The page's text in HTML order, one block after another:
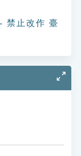
禁止改作 臺